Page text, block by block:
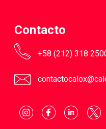
Contacto
+58 (212) 318